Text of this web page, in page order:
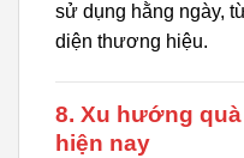
sử dụng hằng ngày,
diện thương hiệu.
8. Xu hướng
hiện nay